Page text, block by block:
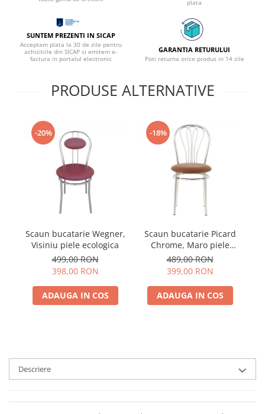
plata
SUNTEM PREZENTI IN SICAP
Acceptam plata la 30 de zile pentru
achizitiile din SICAP si emitem e-
factura in portalul electronic
GARANTIA RETURULUI
Poti returna orice produs in 14 zile
PRODUSE ALTERNATIVE
-20%
Scaun bucatarie Wegner,
Visiniu piele ecologica
499,00 RON
398,00 RON
ADAUGA IN COS
-18%
Scaun bucatarie Picard
Chrome, Maro piele
ecologica
489,00 RON
399,00 RON
ADAUGA IN COS
Descriere